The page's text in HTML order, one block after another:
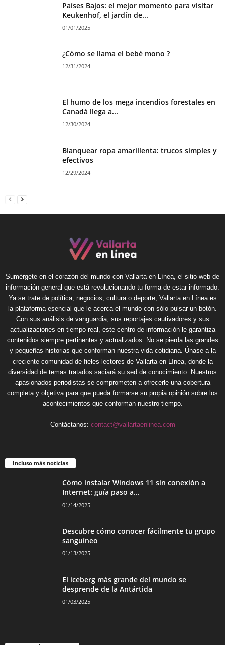
Países Bajos: el mejor momento para visitar
Keukenhof, el jardín de...
01/01/2025
¿Cómo se llama el bebé mono ?
12/31/2024
El humo de los mega incendios forestales en
Canadá llega a...
12/30/2024
Blanquear ropa amarillenta: trucos simples y
efectivos
12/29/2024
Sumérgete en el corazón del mundo con Vallarta en Línea, el sitio web de
información general que está revolucionando tu forma de estar informado.
Ya se trate de política, negocios, cultura o deporte, Vallarta en Línea es
la plataforma esencial que le acerca el mundo con sólo pulsar un botón.
Con sus análisis de vanguardia, sus reportajes cautivadores y sus
actualizaciones en tiempo real, este centro de información le garantiza
contenidos siempre pertinentes y actualizados. No se pierda las grandes
y pequeñas historias que conforman nuestra vida cotidiana. Únase a la
creciente comunidad de fieles lectores de Vallarta en Línea, donde la
diversidad de temas tratados saciará su sed de conocimiento. Nuestros
apasionados periodistas se comprometen a ofrecerle una cobertura
completa y objetiva para que pueda formarse su propia opinión sobre los
acontecimientos que conforman nuestro tiempo.
Contáctanos: contact@vallartaenlinea.com
Incluso más noticias
Cómo instalar Windows 11 sin conexión a
Internet: guía paso a...
01/14/2025
Descubre cómo conocer fácilmente tu grupo
sanguíneo
01/13/2025
El iceberg más grande del mundo se
desprende de la Antártida
01/03/2025